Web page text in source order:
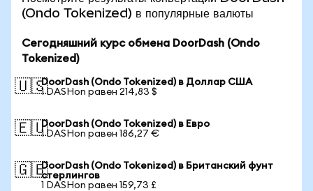
(Ondo Tokenized) в популярные валюты
Сегодняшний курс обмена DoorDash (Ondo
Tokenized)
🇺🇸DoorDash (Ondo Tokenized) в Доллар США
1 DASHon равен 214,83 $
🇪🇺DoorDash (Ondo Tokenized) в Евро
1 DASHon равен 186,27 €
🇬🇧DoorDash (Ondo Tokenized) в Британский фунт
стерлингов
1 DASHon равен 159,73 £